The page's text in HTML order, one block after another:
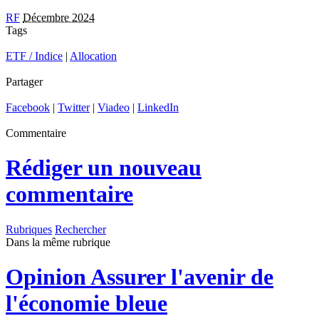
RF Décembre 2024
Tags
ETF / Indice | Allocation
Partager
Facebook | Twitter| Viadeo | LinkedIn
Commentaire
Rédiger un nouveau
commentaire
Rubriques Rechercher
Dans la même rubrique
OpinionAssurer l'avenir de
l'économie bleue